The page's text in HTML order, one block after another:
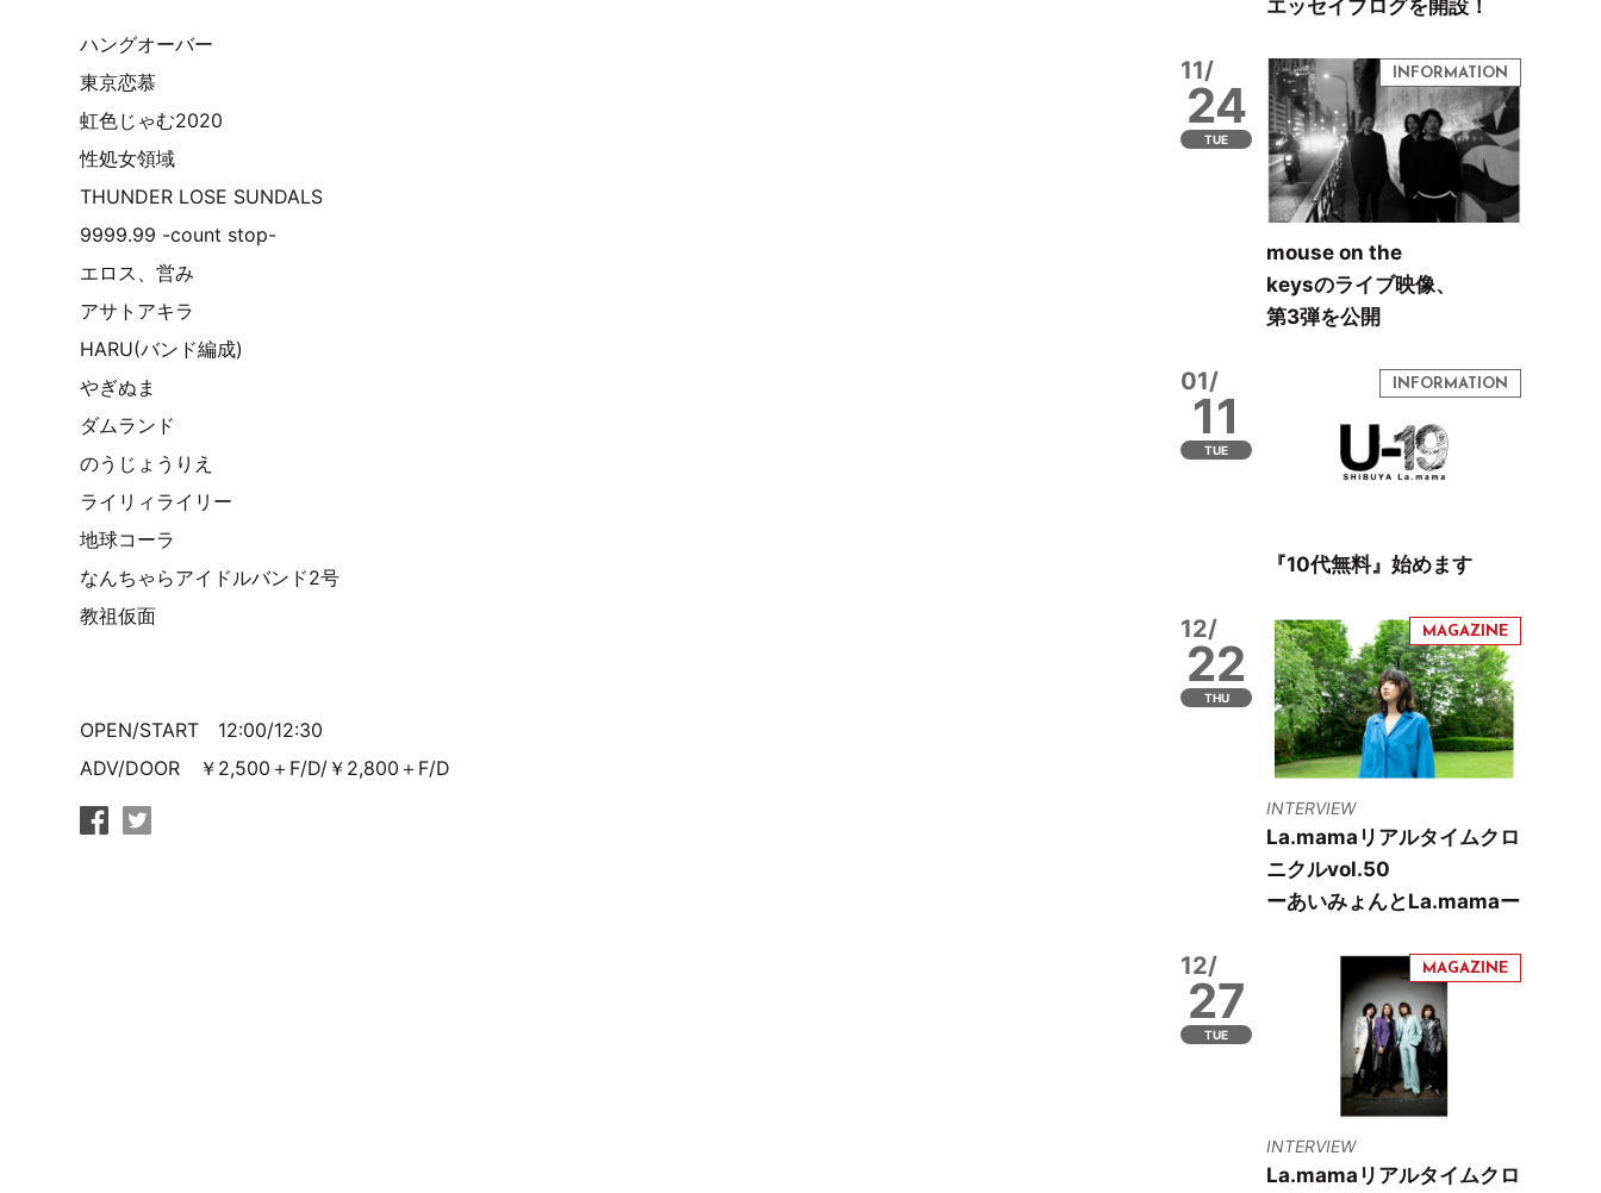
ハングオーバー
東京恋慕
虹色じゃむ2020
性処女領域
THUNDER LOSE SUNDALS
9999.99 -count stop-
エロス、営み
アサトアキラ
HARU(バンド編成)
やぎぬま
ダムランド
のうじょうりえ
ライリィライリー
地球コーラ
なんちゃらアイドルバンド2号
教祖仮面
OPEN/START 12:00/12:30
ADV/DOOR ￥2,500＋F/D/￥2,800＋F/D
エッセイブログを開設！
11/
24
TUE
mouse on the
keysのライブ映像、
第3弾を公開
01/
11
TUE
『10代無料』始めます
12/
22
THU
INTERVIEW
La.mamaリアルタイムクロ
ニクルvol.50
ーあいみょんとLa.mamaー
12/
27
TUE
INTERVIEW
La.mamaリアルタイムクロ